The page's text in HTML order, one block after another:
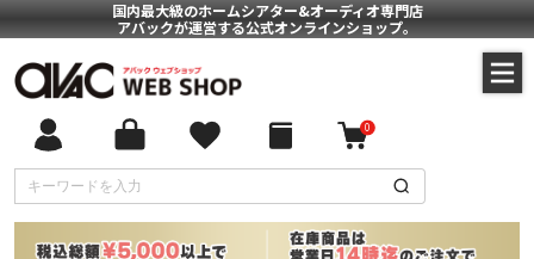
国内最大級のホームシアター&オーディオ専門店
アバックが運営する公式オンラインショップ。
0